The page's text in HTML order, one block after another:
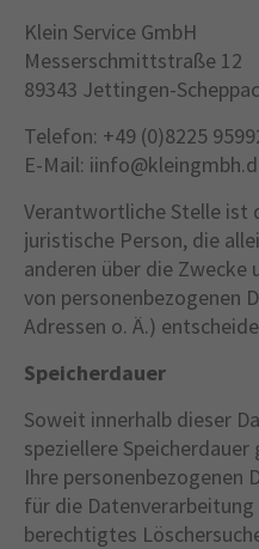
Klein Service GmbH
Messerschmittstraße 12
89343 Jettingen-
Telefon: +49 (0)8225
E-Mail:
Verantwortliche Stelle ist
juristische Person, die
anderen über die
von personenbezogenen
Adressen o. Ä.)
Speicherdauer
Soweit innerhalb dieser
speziellere
Ihre personenbezogenen
für die
berechtigtes